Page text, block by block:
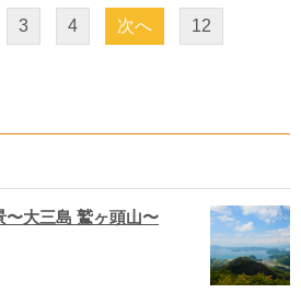
3 4 次へ 12
〜大三島 鷲ヶ頭山〜